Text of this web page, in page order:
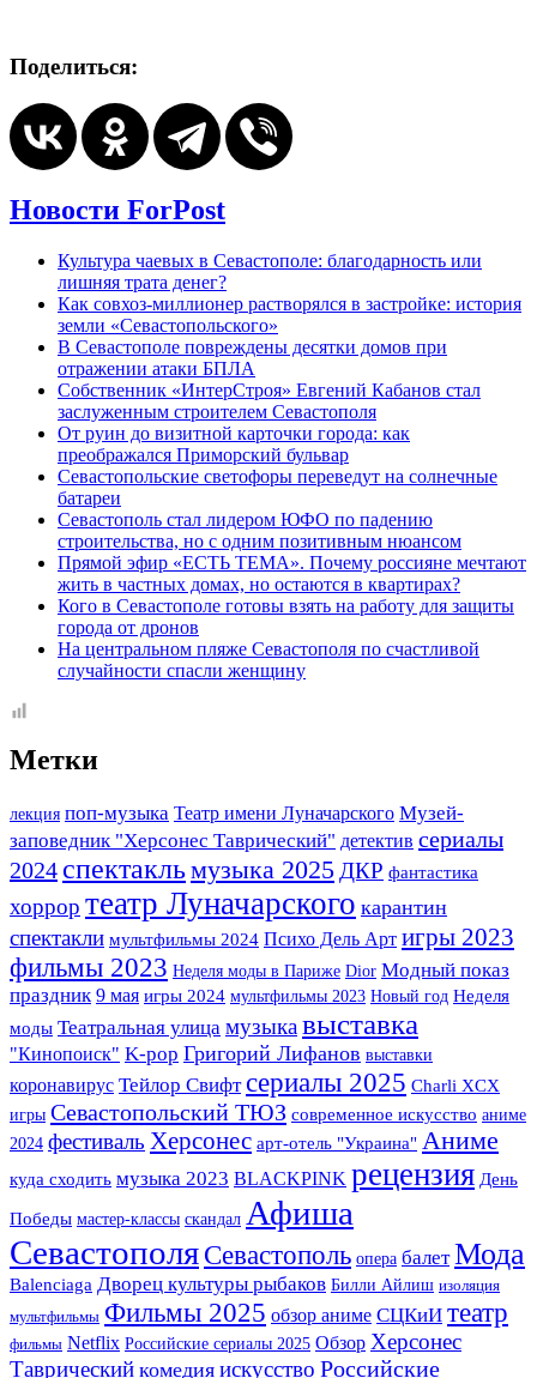
Поделиться:
Новости ForPost
Культура чаевых в Севастополе: благодарность или
лишняя трата денег?
Как совхоз-миллионер растворялся в застройке: история
земли «Севастопольского»
В Севастополе повреждены десятки домов при
отражении атаки БПЛА
Собственник «ИнтерСтроя» Евгений Кабанов стал
заслуженным строителем Севастополя
От руин до визитной карточки города: как
преображался Приморский бульвар
Севастопольские светофоры переведут на солнечные
батареи
Севастополь стал лидером ЮФО по падению
строительства, но с одним позитивным нюансом
Прямой эфир «ЕСТЬ ТЕМА». Почему россияне мечтают
жить в частных домах, но остаются в квартирах?
Кого в Севастополе готовы взять на работу для защиты
города от дронов
На центральном пляже Севастополя по счастливой
случайности спасли женщину
Метки
лекция поп-музыка Театр имени Луначарского Музей-
заповедник "Херсонес Таврический" детектив сериалы
2024 спектакльмузыка 2025 ДКР фантастика
хоррор театр Луначарского карантин
спектакли мультфильмы 2024 Психо Дель Арт игры 2023
фильмы 2023 Неделя моды в Париже Dior Модный показ
праздник 9 мая игры 2024 мультфильмы 2023 Новый год Неделя
моды Театральная улица музыкавыставка
"Кинопоиск" K-pop Григорий Лифанов выставки
коронавирус Тейлор Свифт сериалы 2025 Charli XCX
игры Севастопольский ТЮЗ современное искусство аниме
2024 фестиваль Херсонес арт-отель "Украина" Аниме
куда сходить музыка 2023 BLACKPINK рецензия День
Победы мастер-классы скандал Афиша
СевастополяСевастополь опера балет Мода
Balenciaga Дворец культуры рыбаков Билли Айлиш изоляция
мультфильмы Фильмы 2025 обзор аниме СЦКиИ театр
фильмы Netflix Российские сериалы 2025 Обзор Херсонес
Таврический комедия искусство Российские